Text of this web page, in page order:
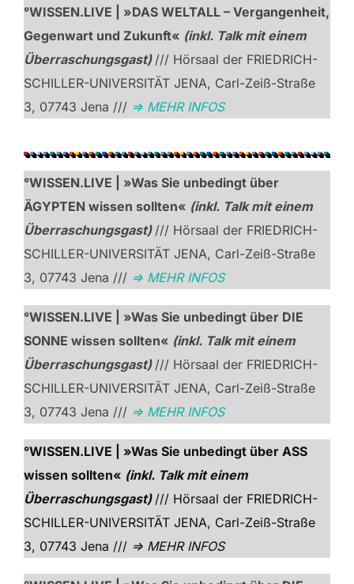
°WISSEN.LIVE | »DAS WELTALL – Vergangenheit,
Gegenwart und Zukunft« (inkl. Talk mit einem
Überraschungsgast) /// Hörsaal der FRIEDRICH-
SCHILLER-UNIVERSITÄT JENA, Carl-Zeiß-Straße
3, 07743 Jena /// => MEHR INFOS
°WISSEN.LIVE | »Was Sie unbedingt über
ÄGYPTEN wissen sollten« (inkl. Talk mit einem
Überraschungsgast) /// Hörsaal der FRIEDRICH-
SCHILLER-UNIVERSITÄT JENA, Carl-Zeiß-Straße
3, 07743 Jena /// => MEHR INFOS
°WISSEN.LIVE | »Was Sie unbedingt über DIE
SONNE wissen sollten« (inkl. Talk mit einem
Überraschungsgast) /// Hörsaal der FRIEDRICH-
SCHILLER-UNIVERSITÄT JENA, Carl-Zeiß-Straße
3, 07743 Jena /// => MEHR INFOS
°WISSEN.LIVE | »Was Sie unbedingt über ASS
wissen sollten« (inkl. Talk mit einem
Überraschungsgast) /// Hörsaal der FRIEDRICH-
SCHILLER-UNIVERSITÄT JENA, Carl-Zeiß-Straße
3, 07743 Jena /// => MEHR INFOS